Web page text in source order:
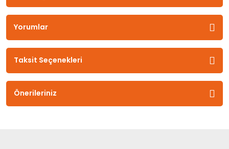
Yorumlar
Taksit Seçenekleri
Önerileriniz